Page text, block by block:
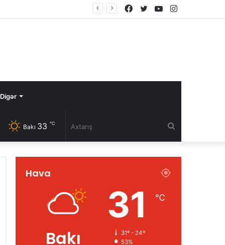
YouTube
Twitter
Facebook
Digər
Bakı 33 ℃
Hava
Bakı
31 ℃
31º - 24º
53%